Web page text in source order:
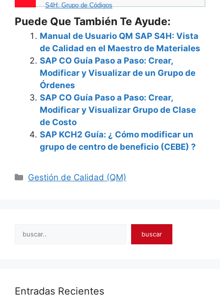
S4H: Grupo de Códigos
Puede Que También Te Ayude:
Manual de Usuario QM SAP S4H: Vista
de Calidad en el Maestro de Materiales
SAP CO Guía Paso a Paso: Crear,
Modificar y Visualizar de un Grupo de
Órdenes
SAP CO Guía Paso a Paso: Crear,
Modificar y Visualizar Grupo de Clase
de Costo
SAP KCH2 Guía: ¿ Cómo modificar un
grupo de centro de beneficio (CEBE) ?
Categories
Gestión de Calidad (QM)
Search buscar
Entradas Recientes